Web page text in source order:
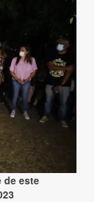
de este